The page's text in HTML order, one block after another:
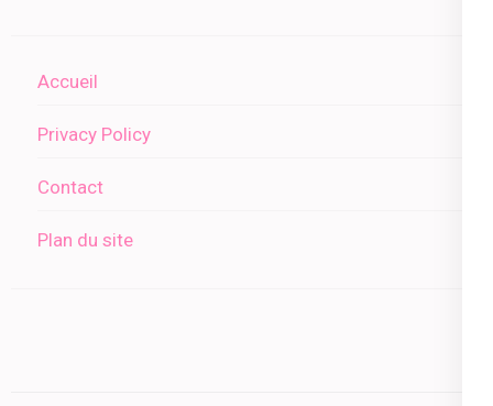
Accueil
Privacy Policy
Contact
Plan du site